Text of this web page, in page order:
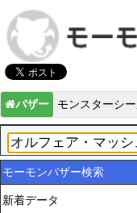
バザー モンスターシ
モーモンバザー検索
新着データ